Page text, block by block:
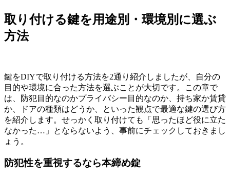
取り付ける鍵を用途別・環境別に選ぶ
方法
鍵をDIYで取り付ける方法を2通り紹介しましたが、自分の
目的や環境に合った方法を選ぶことが大切です。この章で
は、防犯目的なのかプライバシー目的なのか、持ち家か賃貸
か、ドアの種類はどうか、といった観点で最適な鍵の選び方
を紹介します。せっかく取り付けても「思ったほど役に立た
なかった…」とならないよう、事前にチェックしておきまし
ょう。
防犯性を重視するなら本締め錠